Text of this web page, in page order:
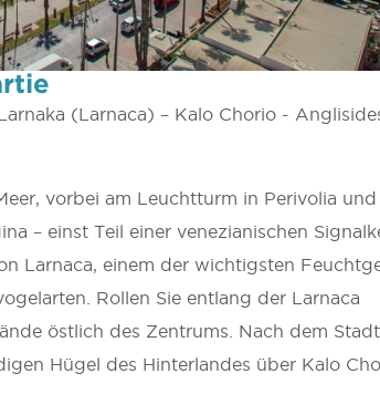
(Larnaca) – Kalo Chorio -­
vorbei am Leuchtturm in Perivolia und
– einst Teil einer venezianischen
Larnaca, einem der wichtigsten
Rollen Sie entlang der Larnaca
östlich des Zentrums. Nach dem
Hügel des Hinterlandes über Kalo